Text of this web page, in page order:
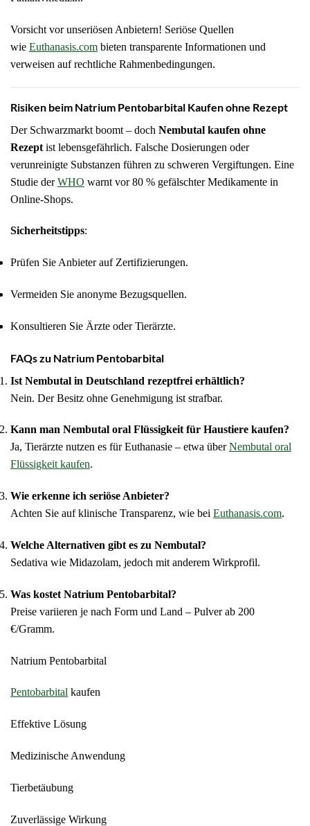
Vorsicht vor unseriösen Anbietern! Seriöse Quellen
wie Euthanasis.com bieten transparente Informationen und
verweisen auf rechtliche Rahmenbedingungen.
Risiken beim Natrium Pentobarbital Kaufen ohne Rezept
Der Schwarzmarkt boomt – doch Nembutal kaufen ohne
Rezept ist lebensgefährlich. Falsche Dosierungen oder
verunreinigte Substanzen führen zu schweren Vergiftungen. Eine
Studie derWHO warnt vor 80 % gefälschter Medikamente in
Online-Shops.
Sicherheitstipps:
Prüfen Sie Anbieter auf Zertifizierungen.
Vermeiden Sie anonyme Bezugsquellen.
Konsultieren Sie Ärzte oder Tierärzte.
FAQs zu Natrium Pentobarbital
Ist Nembutal in Deutschland rezeptfrei erhältlich?
Nein. Der Besitz ohne Genehmigung ist strafbar.
Kann man Nembutal oral Flüssigkeit für Haustiere kaufen?
Ja, Tierärzte nutzen es für Euthanasie – etwa überNembutal oral
Flüssigkeit kaufen.
Wie erkenne ich seriöse Anbieter?
Achten Sie auf klinische Transparenz, wie bei Euthanasis.com.
Welche Alternativen gibt es zu Nembutal?
Sedativa wie Midazolam, jedoch mit anderem Wirkprofil.
Was kostet Natrium Pentobarbital?
Preise variieren je nach Form und Land – Pulver ab 200
€/Gramm.
Natrium Pentobarbital
Pentobarbital kaufen
Effektive Lösung
Medizinische Anwendung
Tierbetäubung
Zuverlässige Wirkung